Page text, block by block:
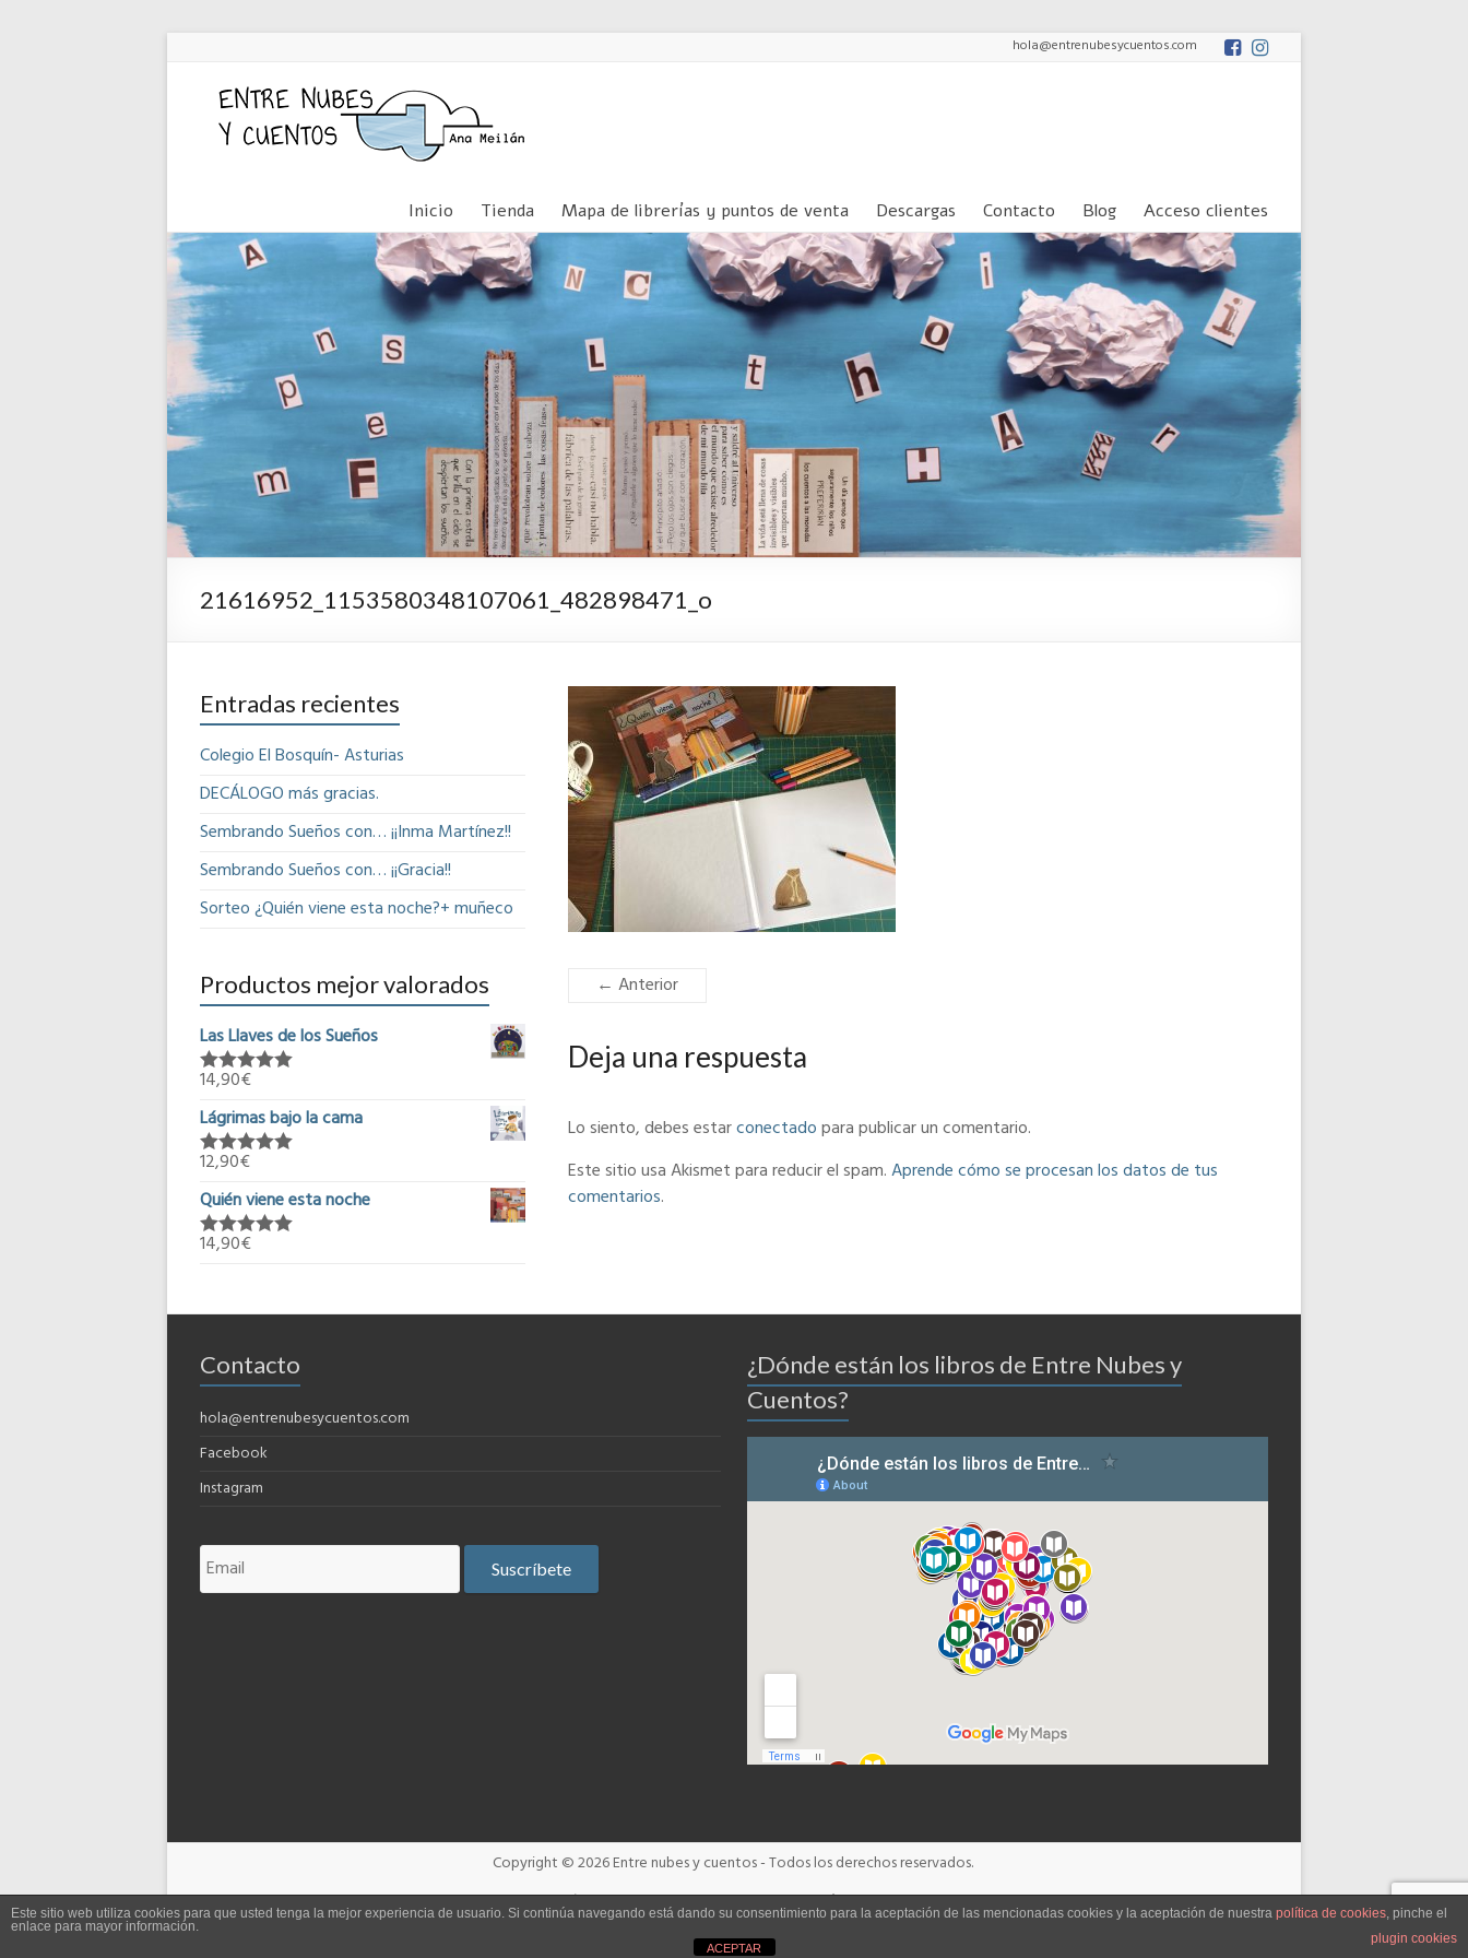
hola@entrenubesycuentos.com
Inicio Tienda Mapa de librerías y puntos de venta Descargas Contacto Blog Acceso clientes
21616952_1153580348107061_482898471_o
← Anterior
Deja una respuesta
Lo siento, debes estarconectadopara publicar un comentario.
Este sitio usa Akismet para reducir el spam.Aprende cómo se procesan los datos de tus
comentarios.
Entradas recientes
Colegio El Bosquín- Asturias
DECÁLOGO más gracias.
Sembrando Sueños con… ¡¡Inma Martínez!!
Sembrando Sueños con… ¡¡Gracia!!
Sorteo ¿Quién viene esta noche?+ muñeco
Productos mejor valorados
Las Llaves de los Sueños
Valorado en
14,90€
Lágrimas bajo la cama
Valorado en
12,90€
Quién viene esta noche
Valorado en
14,90€
Contacto
hola@entrenubesycuentos.com
Facebook
Instagram
¿Dónde están los libros de Entre Nubes y
Cuentos?
Copyright © 2026Entre nubes y cuentos- Todos los derechos reservados.
Términos y condiciones Aviso Legal Política de cookies
Este sitio web utiliza cookies para que usted tenga la mejor experiencia de usuario. Si continúa navegando está dando su consentimiento para la aceptación de las mencionadas cookies y la aceptación de nuestra política de cookies, pinche el
enlace para mayor información.
plugin cookies
ACEPTAR